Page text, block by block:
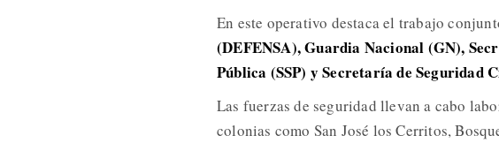
En este operativo destaca el trabajo
(DEFENSA), Guardia Nacional (GN),
Pública (SSP) y Secretaría de Seguridad
Las fuerzas de seguridad llevan a cabo
colonias como San José los Cerritos,